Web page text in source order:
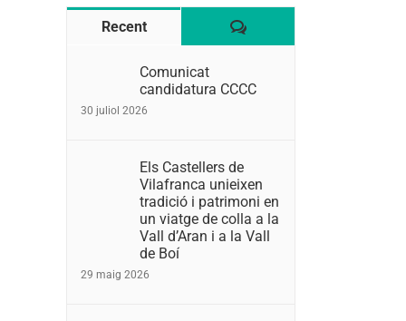
Recent Comentaris
Comunicat
candidatura CCCC
30 juliol 2026
Els Castellers de
Vilafranca unieixen
tradició i patrimoni en
un viatge de colla a la
Vall d’Aran i a la Vall
de Boí
29 maig 2026